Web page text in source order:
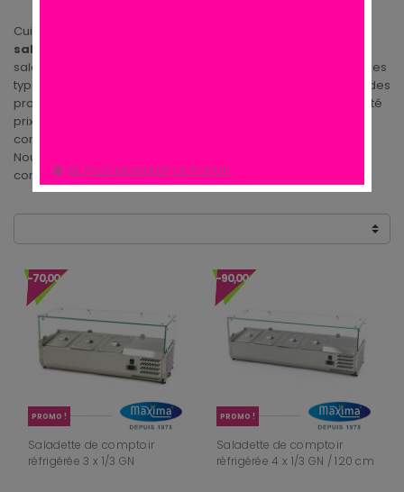
Cuisine des pros à sélectionné pour vous une gamme de
saladette
saladettes réfrigérées sont parfaitement conçues pour tous les
types de
. Cuisine des
pros vous propose une sélection a un excellent rapport qualité
prix, cette gamme de
contenances et profondeurs de bacs gastro.
Nous avons choisis plusieures Marques de Saladettes Pizza
comme Bartscher, Saro, Polar.
-70,00 €
PROMO !
Saladette de comptoir
réfrigérée 3 x 1/3 GN
-90,00 €
PROMO !
Saladette de comptoir
réfrigérée 4 x 1/3 GN / 120 cm
NE PLUS MONTRER CE POPUP.